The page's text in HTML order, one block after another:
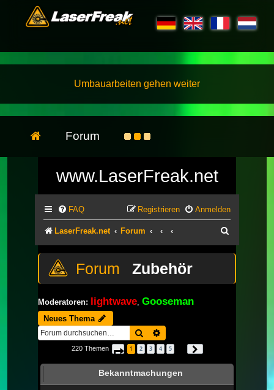
Umbauarbeiten gehen weiter
Forum
www.LaserFreak.net
FAQ Anmelden
Registrieren
LaserFreak.net Forum
Zubehör
Moderatoren: lightwave Gooseman
Neues Thema
Suche
220 Themen Seite 1von
1 2 3 4 5
Bekanntmachungen